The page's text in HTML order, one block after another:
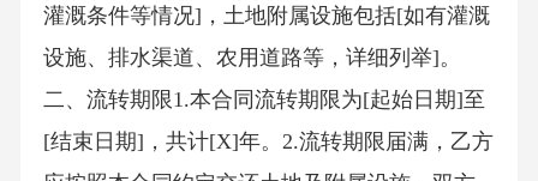
灌溉条件等情况]，土地附属设施包括[如有灌溉
设施、排水渠道、农用道路等，详细列举]。
二、流转期限1.本合同流转期限为[起始日期]至
[结束日期]，共计[X]年。2.流转期限届满，乙方